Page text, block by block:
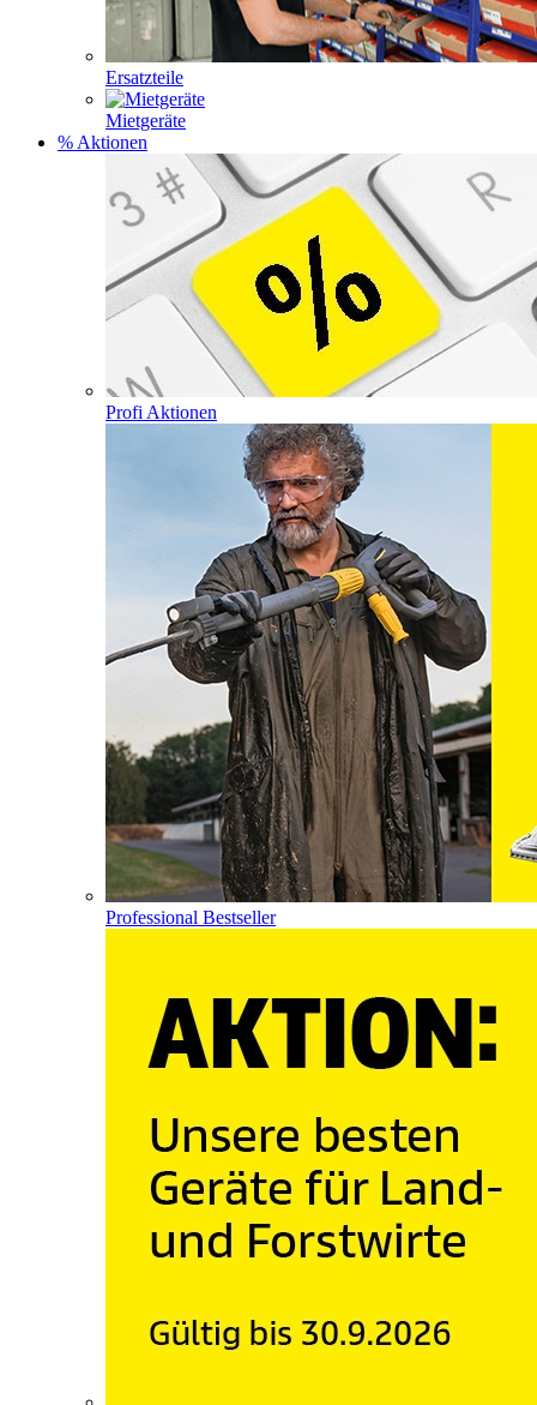
Ersatzteile
Mietgeräte
% Aktionen
Profi Aktionen
Professional Bestseller